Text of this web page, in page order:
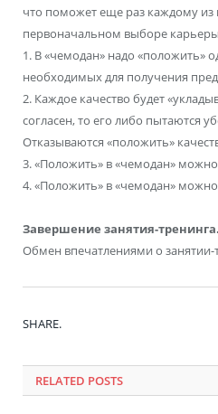
что поможет еще раз каждому из
первоначальном выборе
1. В «чемодан» надо «положить»
необходимых для получения
2. Каждое качество будет
согласен, то его либо пытаются
Отказываются «положить»
3. «Положить» в «чемодан»
4. «Положить» в «чемодан»
Завершение занятия-тренинга.
Обмен впечатлениями о занятии-
SHARE.
RELATED POSTS